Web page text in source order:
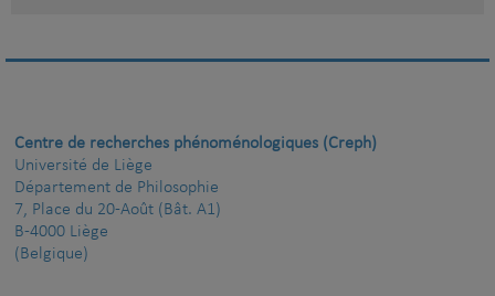
Centre de recherches phénoménologiques (Creph)
Université de Liège
Département de Philosophie
7, Place du 20-Août (Bât. A1)
B-4000 Liège
(Belgique)